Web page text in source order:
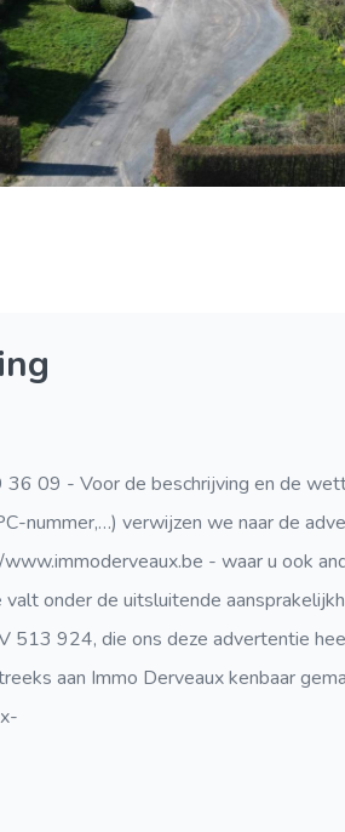
09 - Voor de beschrijving en de
nummer,…) verwijzen we naar de
- waar u ook
onder de uitsluitende
513 924, die ons deze advertentie
aan Immo Derveaux kenbaar